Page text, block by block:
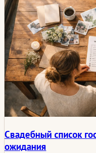
Свадебный список
ожидания